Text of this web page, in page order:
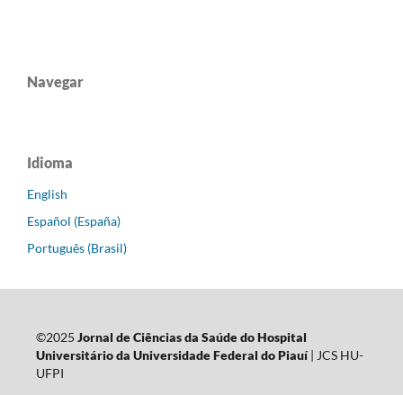
Navegar
Idioma
English
Español (España)
Português (Brasil)
©2025 Jornal de Ciências da Saúde do Hospital
Universitário da Universidade Federal do Piauí| JCS HU-
UFPI